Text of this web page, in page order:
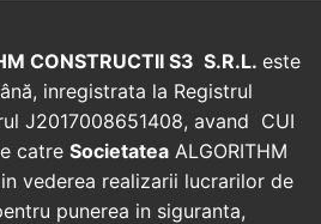
CONSTRUCTII S3 S.R.L. este
inregistrata la Registrul
J2017008651408, avand CUI
catre Societatea ALGORITHM
in vederea realizarii lucrarilor de
punerea in siguranta,